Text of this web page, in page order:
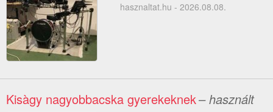
hasznaltat.hu - 2026.08.08.
Kisàgy nagyobbacska gyerekeknek– használt